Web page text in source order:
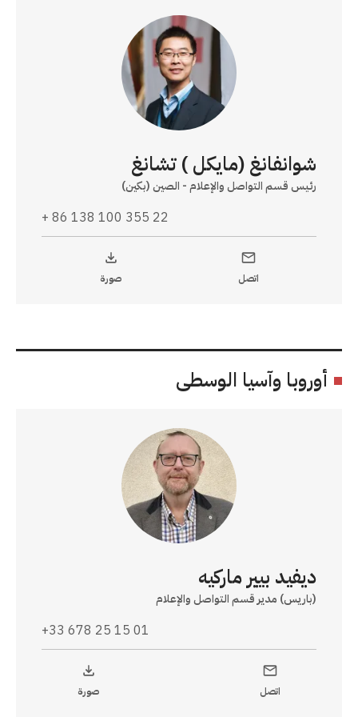
شوانفانغ (مايكل ) تشانغ
رئيس قسم التواصل والإعلام - الصين (بكين)
+ 86 138 100 355 22
اتصل صورة
أوروبا وآسيا الوسطى
ديفيد بيير ماركيه
(باريس) مدير قسم التواصل والإعلام
+33 678 25 15 01
اتصل صورة